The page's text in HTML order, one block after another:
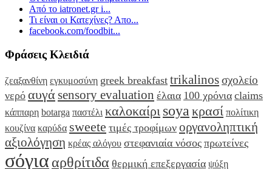
Από το iatronet.gr i...
Τι είναι οι Κατεχίνες? Απο...
facebook.com/foodbit...
Φράσεις Κλειδιά
ζεαξανθίνη εγκυμοσύνη greek breakfast trikalinosσχολείο
νερό αυγά sensory evaluation έλαια 100 χρόνια claims
κάππαρη botarga παστέλι καλοκαίρι soyaκρασί πολίτικη
κουζίνα καρύδα sweete τιμές τροφίμων οργανοληπτική
αξιολόγηση κρέας αλόγου στεφανιαία νόσος πρωτείνες
σόγια αρθρίτιδα θερμική επεξεργασία ψύξη